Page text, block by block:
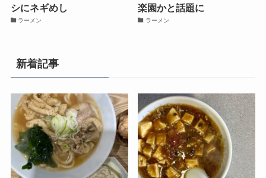
シにネギめし
ラーメン
楽園かと話題に
ラーメン
新着記事